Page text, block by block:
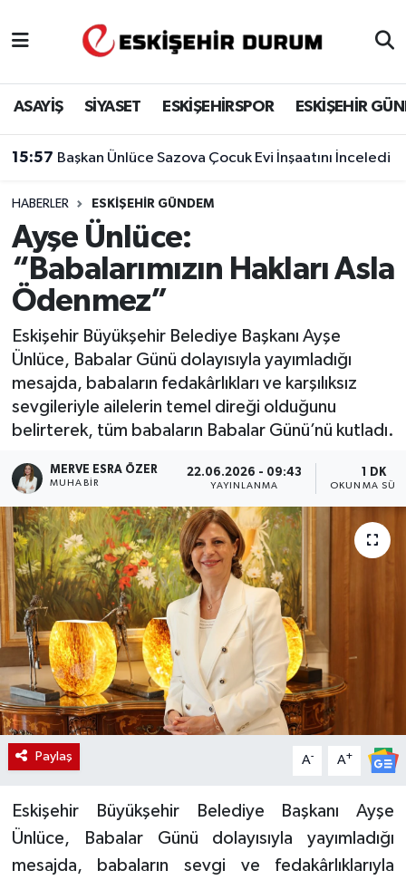
ASAYİŞ SİYASET ESKİŞEHİRSPOR ESKİŞEHİR
15:57 Başkan Ünlüce Sazova Çocuk Evi İnşaatını İnceledi
HABERLER ESKIŞEHIR GÜNDEM
Ayşe Ünlüce:
“Babalarımızın Hakları Asla
Ödenmez”
Eskişehir Büyükşehir Belediye Başkanı Ayşe
Ünlüce, Babalar Günü dolayısıyla yayımladığı
mesajda, babaların fedakârlıkları ve karşılıksız
sevgileriyle ailelerin temel direği olduğunu
belirterek, tüm babaların Babalar Günü’nü kutladı.
MERVE ESRA ÖZER
MUHABIR
22.06.2026 - 09:43
YAYINLANMA
1 DK
OKUNMA
Paylaş A- A+
Eskişehir Büyükşehir Belediye Başkanı Ayşe
Ünlüce, Babalar Günü dolayısıyla yayımladığı
mesajda, babaların sevgi ve fedakârlıklarıyla
Eskişehir Hava Durumu
Eskişehir Namaz Vakitleri
Eskişehir Trafik Yoğunluk Haritası
Süper Lig Puan Durumu ve Fikstür
Tüm Manşetler
Son Dakika Haberleri
Haber Arşivi